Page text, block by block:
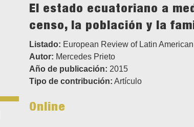
El estado ecuatoriano a
censo, la población y la
Listado: European Review of Latin
Autor: Mercedes Prieto
Año de publicación: 2015
Tipo de contribución: Artículo
Online